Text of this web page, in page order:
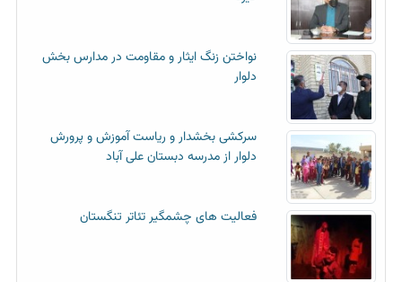
نواختن زنگ ایثار و مقاومت در مدارس بخش
دلوار
سرکشی بخشدار و ریاست آموزش و پرورش
دلوار از مدرسه دبستان علی آباد
فعالیت های چشمگیر تئاتر تنگستان